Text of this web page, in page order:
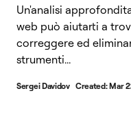
Un'analisi
web può aiutarti a
correggere ed
strumenti...
Sergei Davidov Created:Mar